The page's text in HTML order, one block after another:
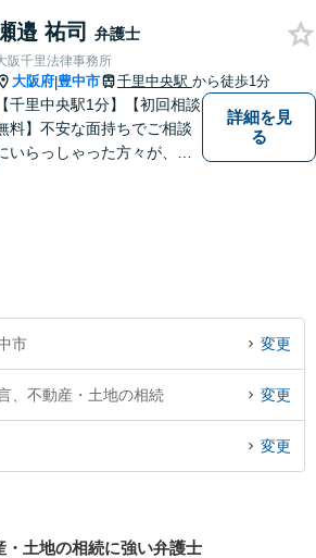
WEB相談もございますので
お気軽にお問合せください】
邉 祐司 弁護士
阪千里法律事務所
大阪府|豊中市 千里中央駅 から徒歩1分
【千里中央駅1分】【初回相談
料】不安な面持ちでご相談
いらっしゃった方々が、少
詳細を見
る
市 変更
、不動産・土地の相続 変更
変更
・土地の相続に強い弁護士